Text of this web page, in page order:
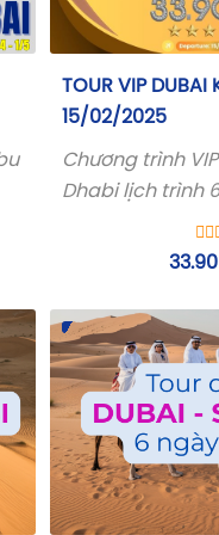
TOUR VIP DUBAI
15/02/2025
Chương trình
Dhabi lịch trình
đêm bay của
5 sao Emirates